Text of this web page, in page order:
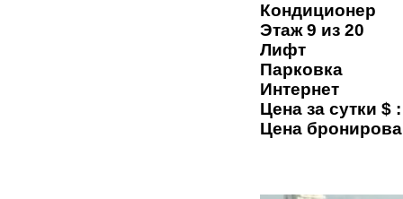
Кондиционер
Этаж 9 из 20
Лифт
Парковка
Интернет
Цена за сутки $
Цена